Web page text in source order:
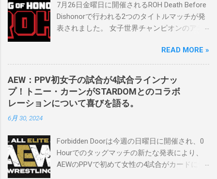
好きです。」 彼女は今、スケバンで重要な役
割を果たしています。 「今活躍している選手
をとても誇りに思い、応援しています。私の
ケバンのレスラーばかりです。私は彼らを私
の子供のように考えている」。 スケバンの最
新のショーは5月末に行われました。日本の女
子プロレスリーグがロサンゼルスでデビュー
し、5試合のカードが YouTube で公開されてい
野が見守る中、クラッシュ・ユウ選手を相手
にタイトル防衛に成功しました。 「スケバン
レスラーには無限の可能性を感じます。若く
7月26日金曜日に開催されるROH Death Before
Dishonorで行われる2つのタイトルマッチが発
表されました。 女子世界チャンピオンのアテ
を防衛することになりました。この試合は木
曜日のROHで発表されました。アテナは5月か
ら活動を休止しており、リング上での欠場は
ストーリー上の負傷が原因とされています。
女子世界チャンピオンは5月の最後の試合で怪
我の恐怖に苦しみましたが、それはストーリ
Dishonorでタイトルを防衛します。PPVでレッ
ド・ベルベッドを相手にROH Women's TV 王
座の防衛戦を行います。 木曜日の放送では、
READ MORE »
AEW：PPV初女子の試合が4試合ラインナッ
プ！トニー・カーンがSTARDOMとのコラボ
レーションについて喜びを語る。
6月 30, 2024
Forbidden Doorは今週の日曜日に開催され、0
Hourでのタッグマッチの新たな発表により、
AEWのPPVで初めて女性の4試合がカードに含